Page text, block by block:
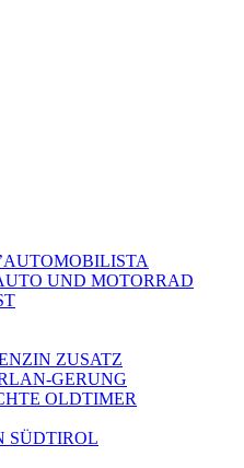
UND MOTORRAD
ZUSATZ
GERUNG
OLDTIMER
SÜDTIROL